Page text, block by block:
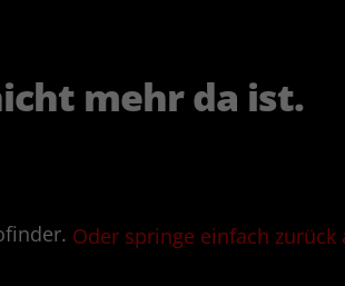
mehr da ist.
Oder springe einfach zurück